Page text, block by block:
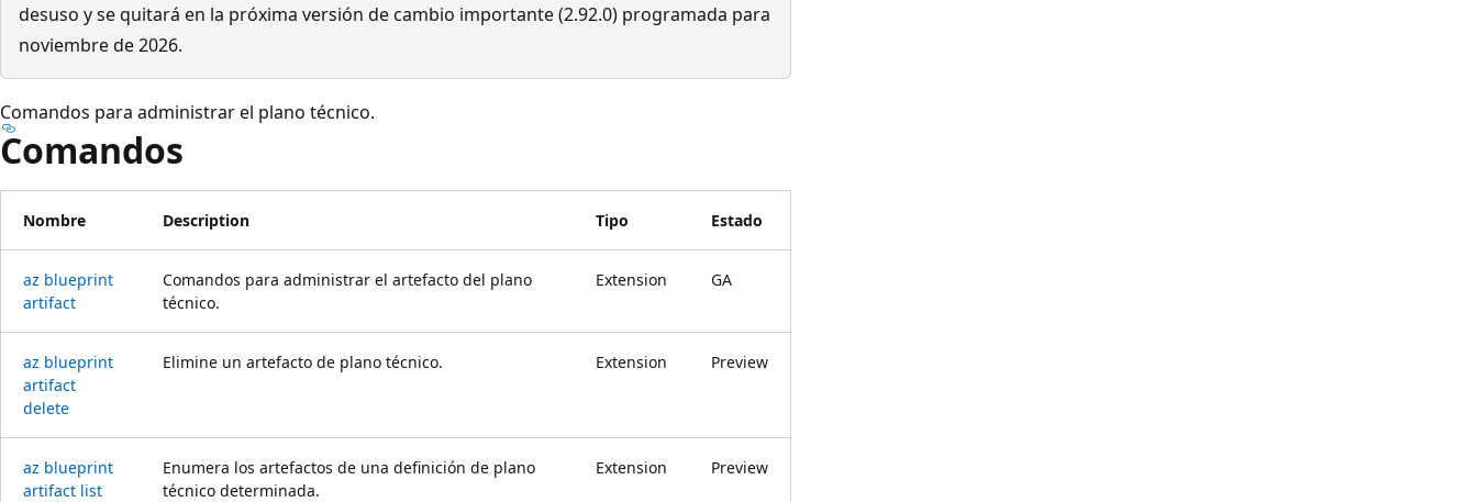
desuso y se quitará en la próxima versión de cambio importante (2.92.0) programada para
noviembre de 2026.
Comandos para administrar el plano técnico.
Comandos
Nombre Description Tipo Estado
az blueprint
artifact
Comandos para administrar el artefacto del plano
técnico.
Extension GA
az blueprint
artifact
delete
Elimine un artefacto de plano técnico. Extension Preview
az blueprint
artifact list
Enumera los artefactos de una definición de plano
técnico determinada.
Extension Preview